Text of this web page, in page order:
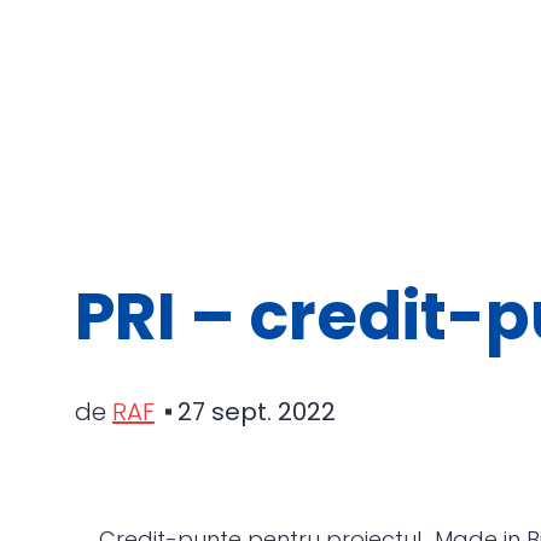
PRI – credit-
de RAF 27 sept. 2022